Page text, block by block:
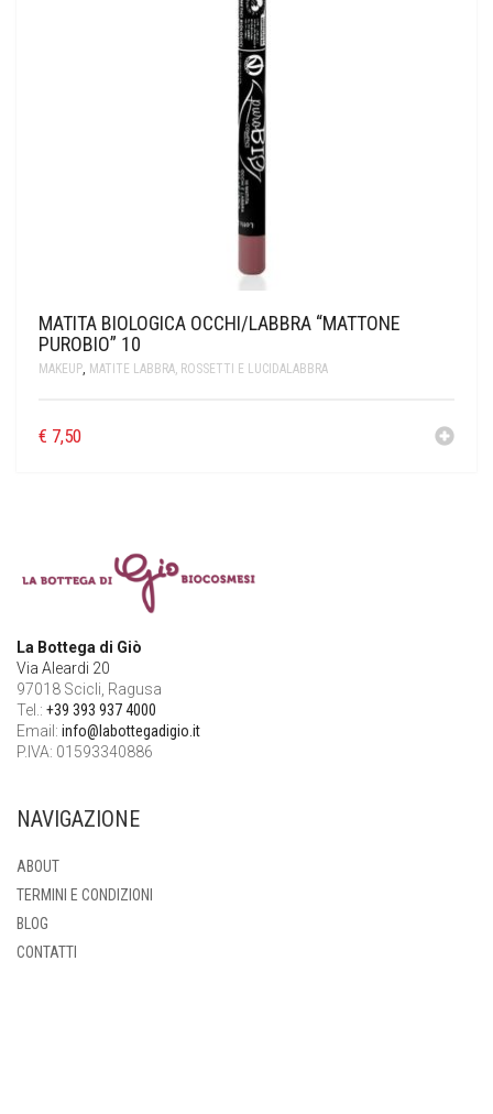
MATITA BIOLOGICA OCCHI/LABBRA “MATTONE
PUROBIO” 10
MAKEUP, MATITE LABBRA, ROSSETTI E LUCIDALABBRA
€ 7,50
La Bottega di Giò
Via Aleardi 20
97018 Scicli, Ragusa
Tel.: +39 393 937 4000
Email: info@labottegadigio.it
P.IVA: 01593340886
NAVIGAZIONE
ABOUT
TERMINI E CONDIZIONI
BLOG
CONTATTI